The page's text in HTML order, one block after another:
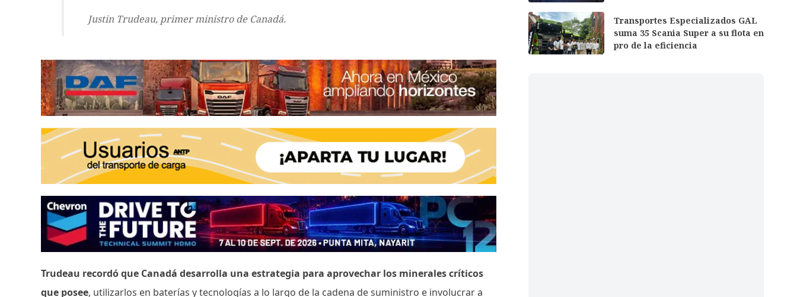
Justin Trudeau, primer ministro de Canadá.
Trudeau recordó que Canadá desarrolla una estrategia para aprovechar los minerales críticos
que posee, utilizarlos en baterías y tecnologías a lo largo de la cadena de suministro e involucrar a
Transportes Especializados GAL
suma 35 Scania Super a su flota en
pro de la eficiencia